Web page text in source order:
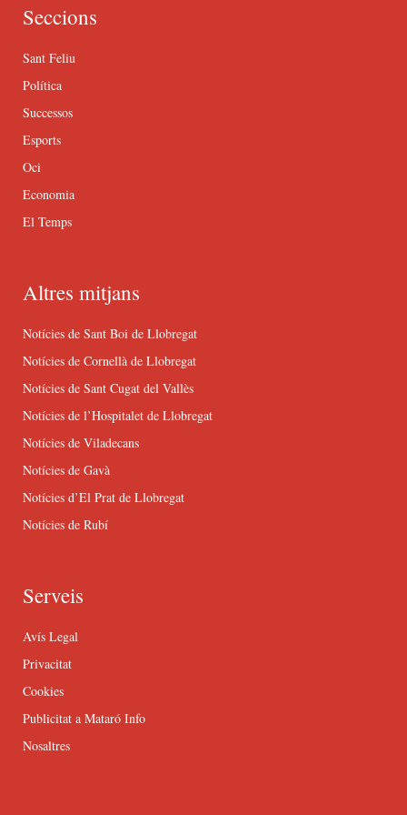
Seccions
Sant Feliu
Política
Successos
Esports
Oci
Economia
El Temps
Altres mitjans
Notícies de Sant Boi de Llobregat
Notícies de Cornellà de Llobregat
Notícies de Sant Cugat del Vallès
Notícies de l’Hospitalet de Llobregat
Notícies de Viladecans
Notícies de Gavà
Notícies d’El Prat de Llobregat
Notícies de Rubí
Serveis
Avís Legal
Privacitat
Cookies
Publicitat a Mataró Info
Nosaltres